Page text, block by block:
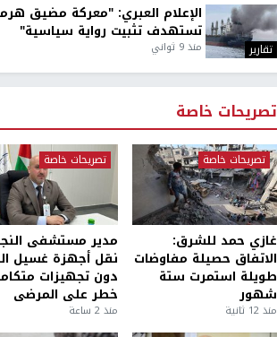
تقارير
الإعلام العبري: "معركة مضيق
تستهدف تثبيت رواية سياسية"
منذ 9 ثواني
تصريحات خاصة
تصريحات خاصة
غازي حمد للشرق:
الاتفاق حصيلة مفاوضات
طويلة استمرت ستة
شهور
منذ 12 ثانية
تصريحات خاصة
مدير مستشفى
نقل أجهزة غسيل
دون تجهيزات
خطر على المرضى
منذ 2 ساعة